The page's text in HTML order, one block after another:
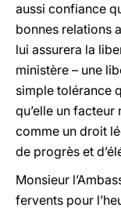
aussi confiance
bonnes relations
lui assurera la
ministère – une
simple tolérance
qu’elle un
comme un droit
de progrès et
Monsieur
fervents pour